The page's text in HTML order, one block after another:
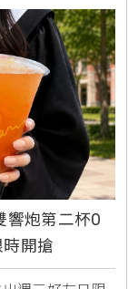
響炮第二杯0
開搶